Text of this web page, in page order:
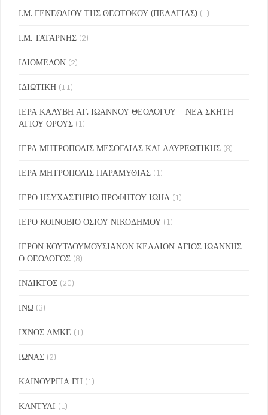
Ι.Μ. ΓΕΝΕΘΛΙΟΥ ΤΗΣ ΘΕΟΤΟΚΟΥ (ΠΕΛΑΓΙΑΣ) (1)
Ι.Μ. ΤΑΤΑΡΝΗΣ (2)
ΙΔΙΟΜΕΛΟΝ (2)
ΙΔΙΩΤΙΚΗ (11)
ΙΕΡΑ ΚΑΛΥΒΗ ΑΓ. ΙΩΑΝΝΟΥ ΘΕΟΛΟΓΟΥ – ΝΕΑ ΣΚΗΤΗ
ΑΓΙΟΥ ΟΡΟΥΣ (1)
ΙΕΡΑ ΜΗΤΡΟΠΟΛΙΣ ΜΕΣΟΓΑΙΑΣ ΚΑΙ ΛΑΥΡΕΩΤΙΚΗΣ (8)
ΙΕΡΑ ΜΗΤΡΟΠΟΛΙΣ ΠΑΡΑΜΥΘΙΑΣ (1)
ΙΕΡΟ ΗΣΥΧΑΣΤΗΡΙΟ ΠΡΟΦΗΤΟΥ ΙΩΗΛ (1)
ΙΕΡΟ ΚΟΙΝΟΒΙΟ ΟΣΙΟΥ ΝΙΚΟΔΗΜΟΥ (1)
ΙΕΡΟΝ ΚΟΥΤΛΟΥΜΟΥΣΙΑΝΟΝ ΚΕΛΛΙΟΝ ΑΓΙΟΣ ΙΩΑΝΝΗΣ
Ο ΘΕΟΛΟΓΟΣ (8)
ΙΝΔΙΚΤΟΣ (20)
ΙΝΩ (3)
ΙΧΝΟΣ ΑΜΚΕ (1)
ΙΩΝΑΣ (2)
ΚΑΙΝΟΥΡΓΙΑ ΓΗ (1)
ΚΑΝΤΥΛΙ (1)